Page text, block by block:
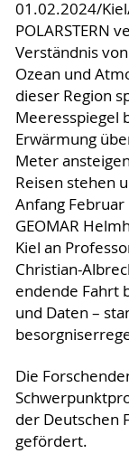
01.02.2024/
POLARSTERN
Verständnis
Ozean und
dieser Region
Meeresspiegel
Erwärmung
Meter
Reisen stehen
Anfang
GEOMAR
Kiel an
Christian-
endende Fahrt
und Daten –
Die
der Deutschen
gefördert.